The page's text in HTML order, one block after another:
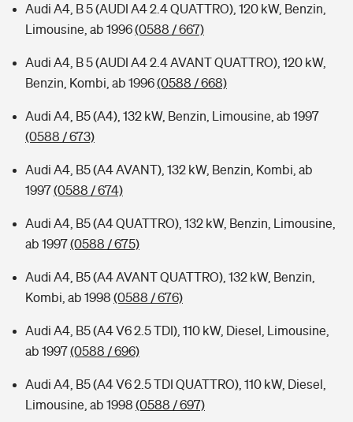
Audi A4, B 5 (AUDI A4 2.4 QUATTRO), 120 kW, Benzin,
Limousine, ab 1996(0588 / 667)
Audi A4, B 5 (AUDI A4 2.4 AVANT QUATTRO), 120 kW,
Benzin, Kombi, ab 1996(0588 / 668)
Audi A4, B5 (A4), 132 kW, Benzin, Limousine, ab 1997
(0588 / 673)
Audi A4, B5 (A4 AVANT), 132 kW, Benzin, Kombi, ab
1997(0588 / 674)
Audi A4, B5 (A4 QUATTRO), 132 kW, Benzin, Limousine,
ab 1997(0588 / 675)
Audi A4, B5 (A4 AVANT QUATTRO), 132 kW, Benzin,
Kombi, ab 1998 (0588 / 676)
Audi A4, B5 (A4 V6 2.5 TDI), 110 kW, Diesel, Limousine,
ab 1997(0588 / 696)
Audi A4, B5 (A4 V6 2.5 TDI QUATTRO), 110 kW, Diesel,
Limousine, ab 1998 (0588 / 697)